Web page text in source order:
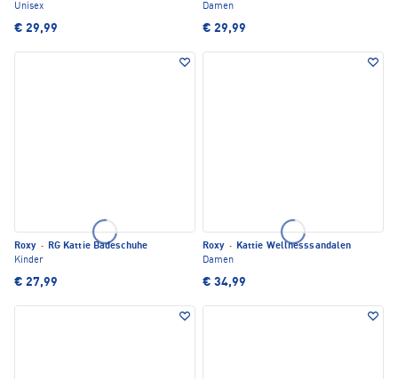
Unisex
€ 29,99
Damen
€ 29,99
Roxy · RG Kattie Badeschuhe
Kinder
€ 27,99
Roxy · Kattie Wellnesssandalen
Damen
€ 34,99